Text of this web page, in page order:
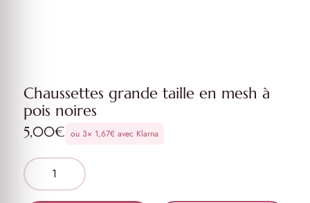
Chaussettes grande taille en mesh à
pois noires
5,00€ ou 3× 1,67€avec Klarna